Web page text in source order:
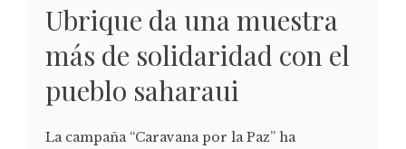
Ubrique da una muestra
más de solidaridad con el
pueblo saharaui
La campaña “Caravana por la Paz” ha